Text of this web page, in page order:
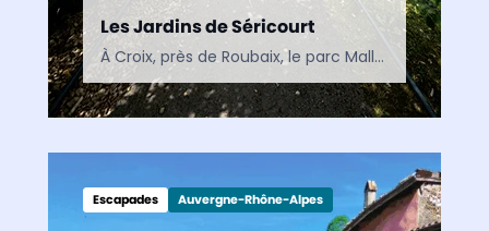
Les Jardins de Séricourt
À Croix, près de Roubaix, le parc Mallet-Stevens est un jardin contemporain où nature, architecture et art se rencontrent. Un espace de découverte inspiré par le modernisme et situé à…
Escapades Auvergne-Rhône-Alpes